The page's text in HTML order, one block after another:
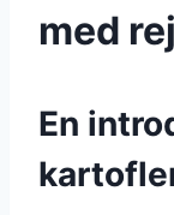
med
En